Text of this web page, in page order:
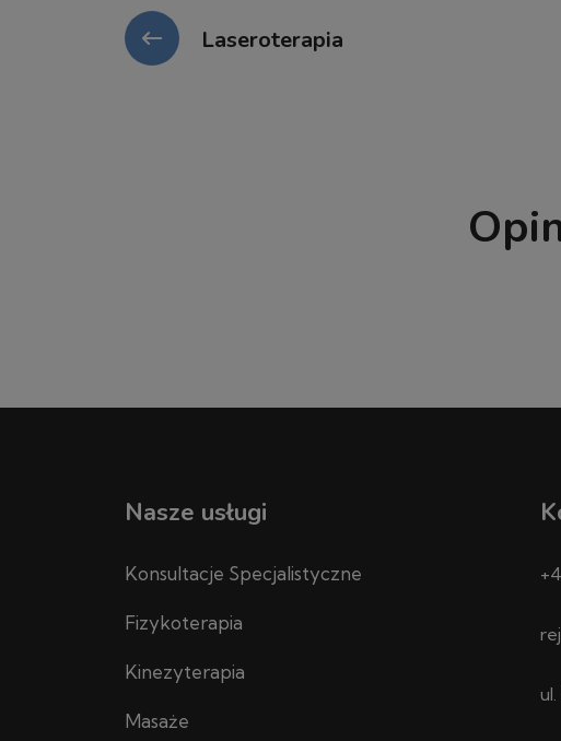
Laseroterapia
Nasze usługi
Konsultacje Specjalistyczne
Fizykoterapia
Kinezyterapia
Masaże